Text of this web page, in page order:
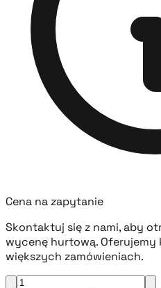
Cena na zapytanie
Skontaktuj się z nami, aby
wycenę hurtową.
większych zamówieniach.